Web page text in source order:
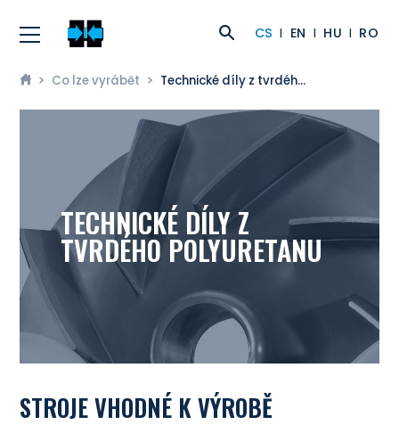
CS EN HU RO
Co lze vyrábět Technické díly z tvrdého polyuretanu
TECHNICKÉ DÍLY Z
TVRDÉHO POLYURETANU
STROJE VHODNÉ K VÝROBĚ